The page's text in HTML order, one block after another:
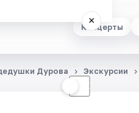
Концерты
×
☾
Дурова Экскурсии